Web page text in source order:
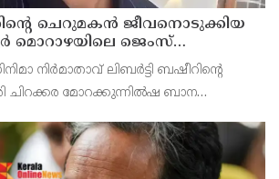
ചെറുമകൻ ജീവനൊടുക്കിയ
മൊറാഴയിലെ ജെംസ്
പ്രധാന
പരാതിയുമായിബന്ധുക്കൾ
നിർമാതാവ് ലിബർട്ടി ബഷീറിന്റെ
ചിറക്കര മോറക്കുന്നിൽഷ ബാന
കണ്ണൂർ മോറാഴയിലെ ജെംസ്
പ്രധാന അധ്